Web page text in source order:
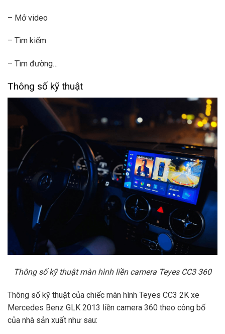
– Mở video
– Tìm kiếm
– Tìm đường…
Thông số kỹ thuật
Thông số kỹ thuật màn hình liền camera Teyes CC3 360
Thông số kỹ thuật của chiếc màn hình Teyes CC3 2K xe
Mercedes Benz GLK 2013 liền camera 360 theo công bố
của nhà sản xuất như sau: